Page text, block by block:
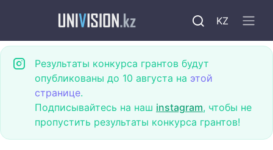
KZ
Результаты конкурса грантов будут
опубликованы до 10 августа на этой
странице.
Подписывайтесь на наш instagram, чтобы не
пропустить результаты конкурса грантов!